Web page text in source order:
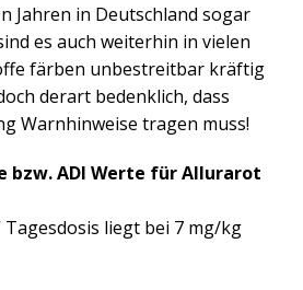
Jahren in Deutschland sogar
es auch weiterhin in vielen
färben unbestreitbar kräftig
derart bedenklich, dass
Warnhinweise tragen muss!
bzw. ADI Werte für Allurarot
Tagesdosis liegt bei 7 mg/kg